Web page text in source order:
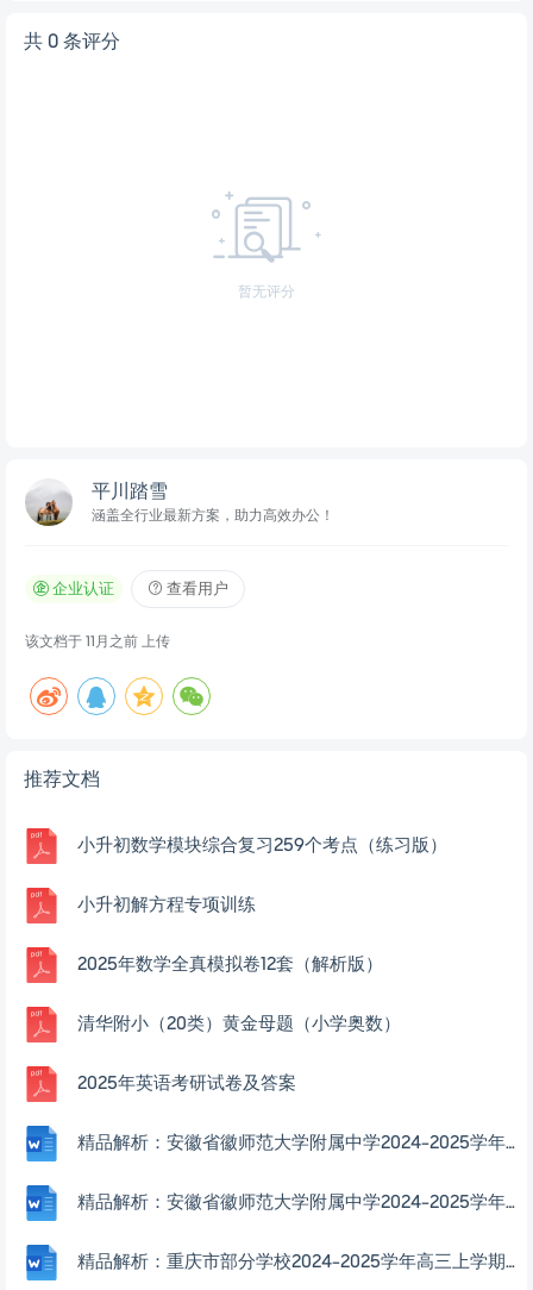
共 0 条评分
暂无评分
平川踏雪
涵盖全行业最新方案，助力高效办公！
企业认证 查看用户
该文档于 11月之前 上传
推荐文档
小升初数学模块综合复习259个考点（练习版）
小升初解方程专项训练
2025年数学全真模拟卷12套（解析版）
清华附小（20类）黄金母题（小学奥数）
2025年英语考研试卷及答案
精品解析：安徽省徽师范大学附属中学2024-2025学年高三上学期12月模拟数学试题（解析版）
精品解析：安徽省徽师范大学附属中学2024-2025学年高三上学期12月模拟数学试题（原卷版）
精品解析：重庆市部分学校2024-2025学年高三上学期高考模拟调研卷（二）数学试题（原卷版）